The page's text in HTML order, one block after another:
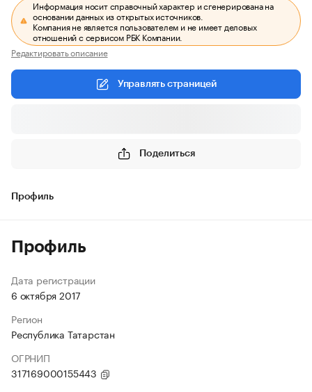
Информация носит справочный характер и сгенерирована на
основании данных из открытых источников.
Компания не является пользователем и не имеет деловых
отношений с сервисом РБК Компании.
Редактировать описание
Управлять страницей
Поделиться
Профиль
Профиль
Дата регистрации
6 октября 2017
Регион
Республика Татарстан
ОГРНИП
317169000155443